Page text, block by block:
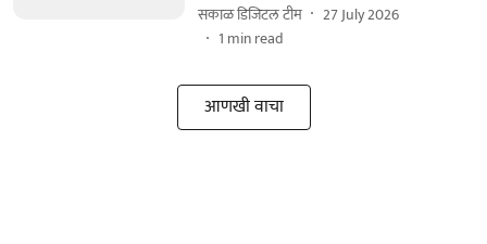
सकाळ डिजिटल टीम
27 July 2026
1 min read
आणखी वाचा